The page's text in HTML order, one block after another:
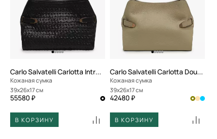
Carlo Salvatelli Carlotta Intreccio
Кожаная сумка
39x26x17 см
55580 ₽
В КОРЗИНУ
Carlo Salvatelli Carlotta Double
Кожаная сумка
39x26x17 см
42480 ₽
В КОРЗИНУ